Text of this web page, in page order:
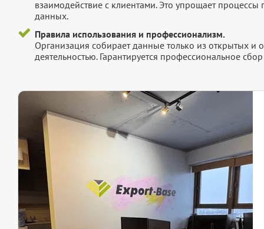
взаимодействие с клиентами. Это упрощает
данных.
Правила использования и профессионализм.
Организация собирает данные только из открытых и
деятельностью. Гарантируется профессиональное